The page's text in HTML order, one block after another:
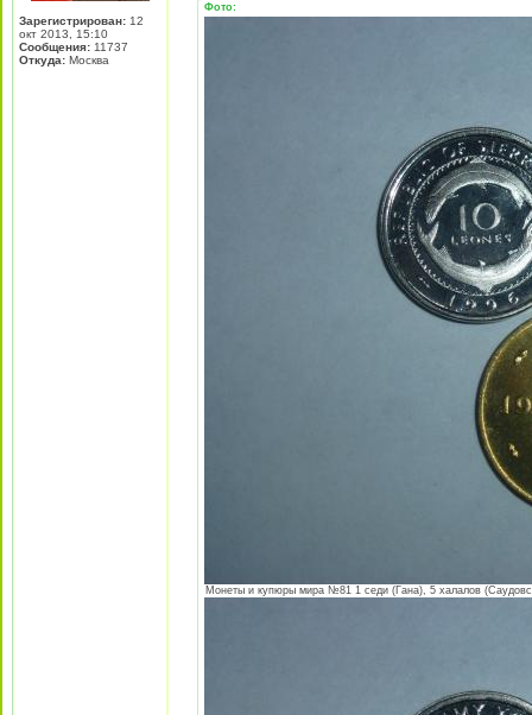
Зарегистрирован: 12
окт 2013, 15:10
Сообщения: 11737
Откуда: Москва
Фото:
Монеты и купюры мира №81 1 седи (Гана), 5 халалов